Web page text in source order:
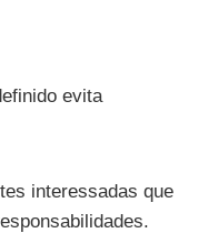
evita
interessadas que